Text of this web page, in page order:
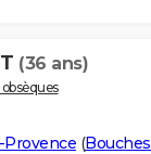
(36 ans)
Provence (